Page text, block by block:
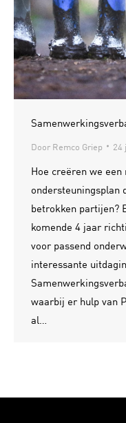
Door Remco Griep 24
Hoe creëren we
ondersteuningsplan
betrokken partijen?
komende 4 jaar
voor passend
interessante
waarbij er hulp van
al…